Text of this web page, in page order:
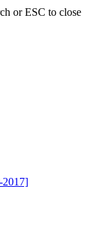
or ESC to close
2017]